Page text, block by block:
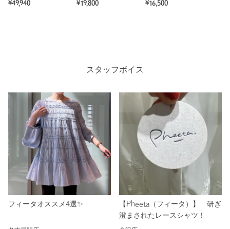
¥49,940
¥19,800
¥16,500
スタッフボイス
フィータオススメ4選✨️
【Pheeta（フィータ）】 研ぎ
澄まされたレースシャツ！